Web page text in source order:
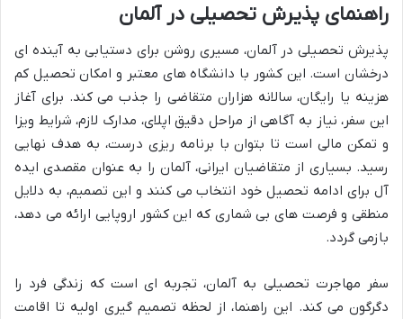
راهنمای پذیرش تحصیلی در آلمان
پذیرش تحصیلی در آلمان، مسیری روشن برای دستیابی به آینده ای
درخشان است. این کشور با دانشگاه های معتبر و امکان تحصیل کم
هزینه یا رایگان، سالانه هزاران متقاضی را جذب می کند. برای آغاز
این سفر، نیاز به آگاهی از مراحل دقیق اپلای، مدارک لازم، شرایط ویزا
و تمکن مالی است تا بتوان با برنامه ریزی درست، به هدف نهایی
رسید. بسیاری از متقاضیان ایرانی، آلمان را به عنوان مقصدی ایده
آل برای ادامه تحصیل خود انتخاب می کنند و این تصمیم، به دلایل
منطقی و فرصت های بی شماری که این کشور اروپایی ارائه می دهد،
بازمی گردد.
سفر مهاجرت تحصیلی به آلمان، تجربه ای است که زندگی فرد را
دگرگون می کند. این راهنما، از لحظه تصمیم گیری اولیه تا اقامت